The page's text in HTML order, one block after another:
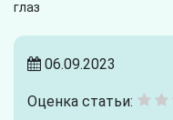
глаз
06.09.2023
Оценка статьи: